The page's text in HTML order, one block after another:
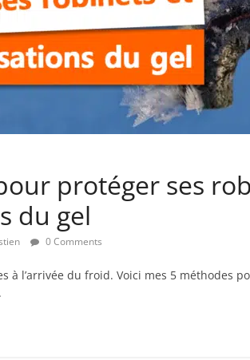
protéger ses
du gel
0 Comments
à l’arrivée du froid. Voici mes 5 méthodes